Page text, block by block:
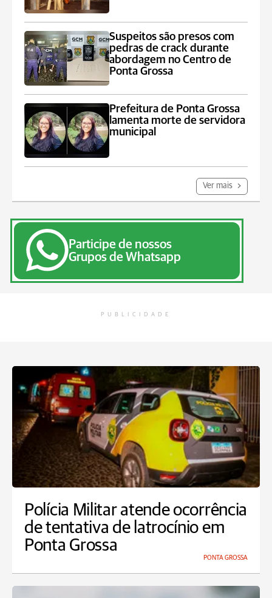
Suspeitos são presos com
pedras de crack durante
abordagem no Centro de
Ponta Grossa
Prefeitura de Ponta Grossa
lamenta morte de servidora
municipal
Ver mais
Participe de nossos
Grupos de Whatsapp
PUBLICIDADE
Polícia Militar atende ocorrência
de tentativa de latrocínio em
Ponta Grossa
PONTA GROSSA